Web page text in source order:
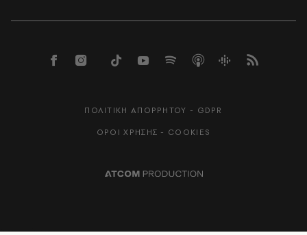
ΠΟΛΙΤΙΚΗ ΑΠΟΡΡΗΤΟΥ - GDPR
ΟΡΟΙ ΧΡΗΣΗΣ - COOKIES